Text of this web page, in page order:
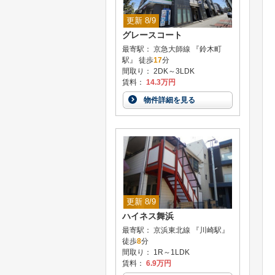
更新 8/9
グレースコート
最寄駅： 京急大師線 『鈴木町
駅』 徒歩17分
間取り： 2DK～3LDK
賃料： 14.3万円
物件詳細を見る
更新 8/9
ハイネス舞浜
最寄駅： 京浜東北線 『川崎駅』
徒歩8分
間取り： 1R～1LDK
賃料： 6.9万円